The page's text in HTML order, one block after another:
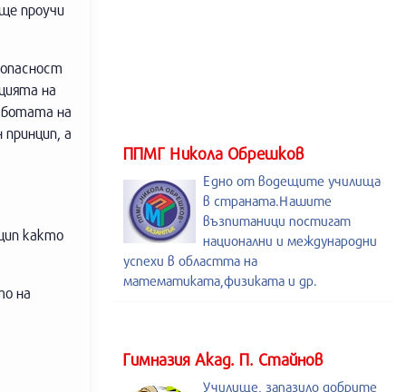
проучи
на
на
а
както
на
ППМГ Никола Обрешков
Едно от водещите училища
в страната.Нашите
възпитаници постигат
национални и международни
успехи в областта на
математиката,физиката и др.
Гимназия Акад. П. Стайнов
Училище, запазило добрите